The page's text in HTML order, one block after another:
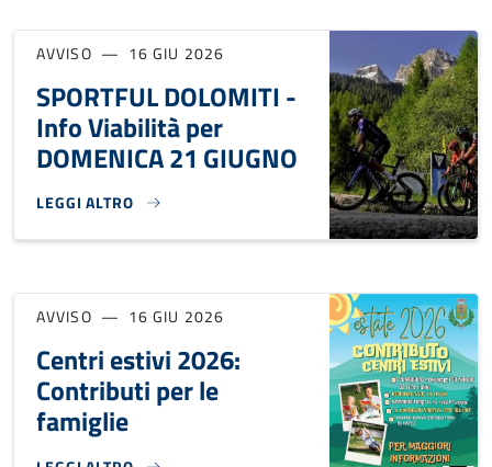
AVVISO 16 GIU 2026
SPORTFUL DOLOMITI -
Info Viabilità per
DOMENICA 21 GIUGNO
LEGGI ALTRO
SPORTFUL DOLOMITI - INFO VIABILITÀ PER DOMENICA 21
AVVISO 16 GIU 2026
Centri estivi 2026:
Contributi per le
famiglie